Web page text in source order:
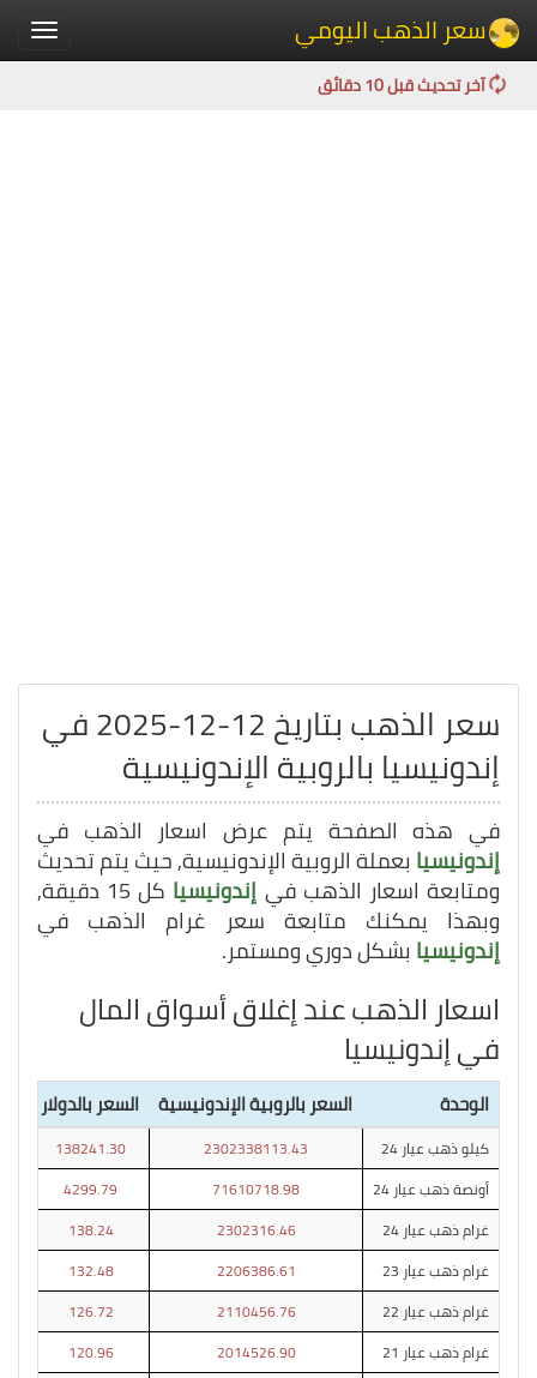
Toggle سعر الذهب اليومي
آخر تحديث قبل 10 دقائق
سعر الذهب بتاريخ 12-12-2025 في
إندونيسيا بالروبية الإندونيسية
في هذه الصفحة يتم عرض اسعار الذهب في
إندونيسيا بعملة الروبية الإندونيسية, حيث يتم تحديث
ومتابعة اسعار الذهب في إندونيسيا كل 15 دقيقة,
وبهذا يمكنك متابعة سعر غرام الذهب في
إندونيسيا بشكل دوري ومستمر.
اسعار الذهب عند إغلاق أسواق المال
في إندونيسيا
الوحدة السعر بالروبية الإندونيسية السعر بالدولار
كيلو ذهب عيار 24 2302338113.43
138241.30
أونصة ذهب عيار 24
71610718.98
4299.79
غرام ذهب عيار 24
2302316.46
138.24
غرام ذهب عيار 23
2206386.61
132.48
غرام ذهب عيار 22
2110456.76
126.72
غرام ذهب عيار 21
2014526.90
120.96